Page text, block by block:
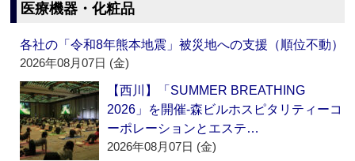
医療機器・化粧品
各社の「令和8年熊本地震」被災地への支援（順位不動）
2026年08月07日 (金)
【西川】「SUMMER BREATHING
2026」を開催‐森ビルホスピタリティーコ
ーポレーションとエステ…
2026年08月07日 (金)